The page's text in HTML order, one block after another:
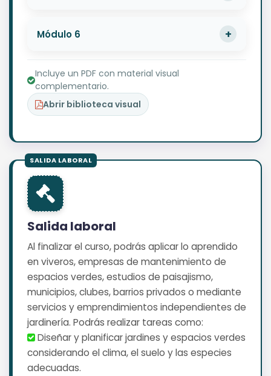
Módulo 6
Incluye un PDF con material visual
complementario.
Abrir biblioteca visual
Salida laboral
Al finalizar el curso, podrás aplicar lo aprendido
en viveros, empresas de mantenimiento de
espacios verdes, estudios de paisajismo,
municipios, clubes, barrios privados o mediante
servicios y emprendimientos independientes de
jardinería. Podrás realizar tareas como:
️ Diseñar y planificar jardines y espacios verdes
considerando el clima, el suelo y las especies
adecuadas.